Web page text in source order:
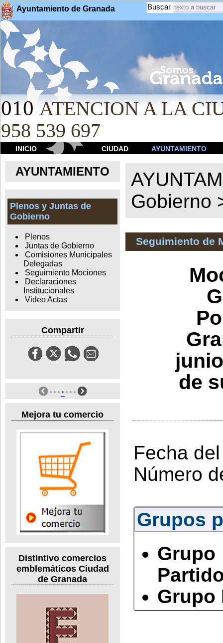
Ayuntamiento de Granada Buscar
010 ATENCION A LA
958 539 697
INICIO CIUDAD AYUNTAMIENTO
AYUNTAMIENTO
Plenos y Juntas de
Gobierno
Plenos
Juntas de Gobierno
Comisiones Municipales
Delegadas
Seguimiento Mociones
Declaraciones
Institucionales
Video Actas
Compartir
Mejora tu comercio
Distintivo comercios
emblemáticos Ciudad
de Granada
Gobierno
Seguimiento de
de
Fecha
Número
Grupos
Grupo